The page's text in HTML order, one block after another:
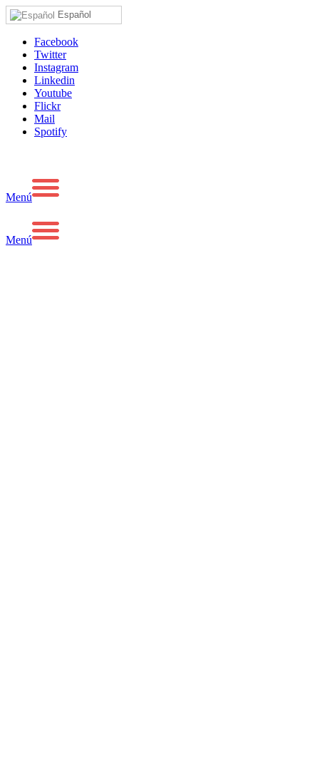
Español
Facebook
Twitter
Instagram
Linkedin
Youtube
Flickr
Mail
Spotify
Menú
Menú